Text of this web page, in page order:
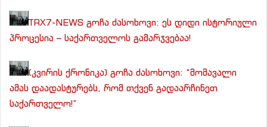
TRX7-NEWS გოჩა ძასოხოვი: ეს დიდი ისტორიული
პროცესია – საქართველოს გამარჯვებაა!
(კვირის ქრონიკა) გოჩა ძასოხოვი: “მომავალი
ამას დაადასტურებს, რომ თქვენ გადაარჩინეთ
საქართველო!”